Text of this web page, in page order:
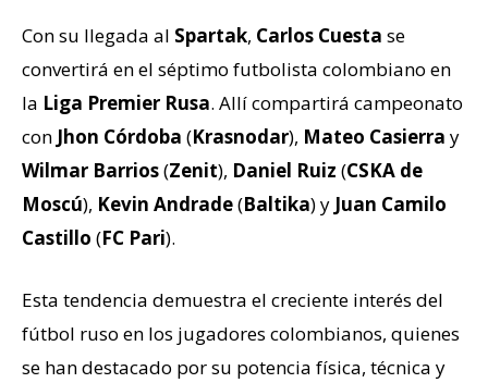
Con su llegada al Spartak, Carlos Cuesta se
convertirá en el séptimo futbolista colombiano en
la Liga Premier Rusa. Allí compartirá campeonato
con Jhon Córdoba (Krasnodar), Mateo Casierra y
Wilmar Barrios(Zenit), Daniel Ruiz (CSKA de
Moscú), Kevin Andrade(Baltika) y Juan Camilo
Castillo (FC Pari).
Esta tendencia demuestra el creciente interés del
fútbol ruso en los jugadores colombianos, quienes
se han destacado por su potencia física, técnica y